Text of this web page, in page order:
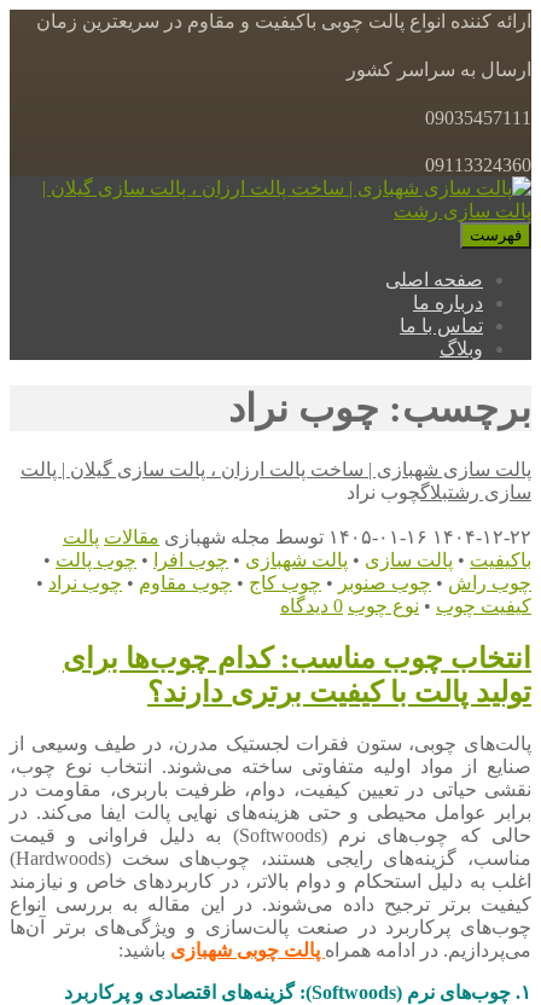
ارائه کننده انواع پالت چوبی باکیفیت و مقاوم در سریعترین زمان
ارسال به سراسر کشور
09035457111
09113324360
فهرست
صفحه اصلی
درباره ما
تماس با ما
وبلاگ
برچسب: چوب نراد
پالت سازی شهبازی | ساخت پالت ارزان ، پالت سازی گیلان | پالت
سازی رشتبلاگچوب نراد
۱۴۰۴-۱۲-۲۲ ۱۴۰۵-۰۱-۱۶ توسط مجله شهبازی مقالات پالت
باکیفیت • پالت سازی • پالت شهبازی • چوب افرا • چوب پالت •
چوب راش • چوب صنوبر • چوب کاج • چوب مقاوم • چوب نراد •
کیفیت چوب • نوع چوب 0 دیدگاه
انتخاب چوب مناسب: کدام چوب‌ها برای
تولید پالت با کیفیت برتری دارند؟
پالت‌های چوبی، ستون فقرات لجستیک مدرن، در طیف وسیعی از
صنایع از مواد اولیه متفاوتی ساخته می‌شوند. انتخاب نوع چوب،
نقشی حیاتی در تعیین کیفیت، دوام، ظرفیت باربری، مقاومت در
برابر عوامل محیطی و حتی هزینه‌های نهایی پالت ایفا می‌کند. در
حالی که چوب‌های نرم (Softwoods) به دلیل فراوانی و قیمت
مناسب، گزینه‌های رایجی هستند، چوب‌های سخت (Hardwoods)
اغلب به دلیل استحکام و دوام بالاتر، در کاربردهای خاص و نیازمند
کیفیت برتر ترجیح داده می‌شوند. در این مقاله به بررسی انواع
چوب‌های پرکاربرد در صنعت پالت‌سازی و ویژگی‌های برتر آن‌ها
می‌پردازیم. در ادامه همراه پالت چوبی شهبازی باشید:
۱. چوب‌های نرم (Softwoods): گزینه‌های اقتصادی و پرکاربرد